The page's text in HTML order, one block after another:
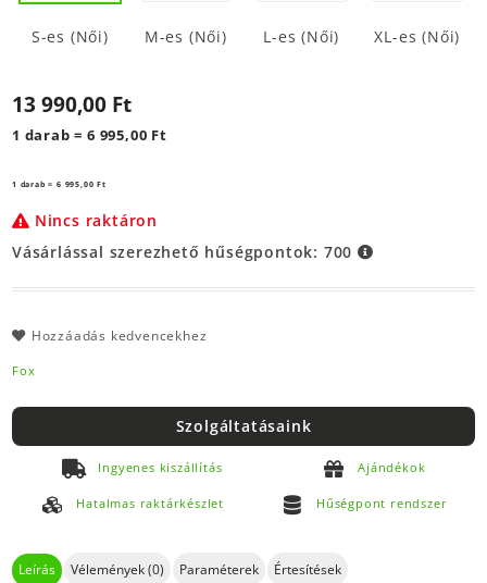
S-es (Női) M-es (Női) L-es (Női) XL-es (Női)
13 990,00 Ft
1 darab = 6 995,00 Ft
1 darab = 6 995,00 Ft
Nincs raktáron
Vásárlással szerezhető hűségpontok: 700
Hozzáadás kedvencekhez
Fox
Szolgáltatásaink
Ingyenes kiszállítás Ajándékok
Hatalmas raktárkészlet Hűségpont rendszer
Leírás Vélemények (0) Paraméterek Értesítések